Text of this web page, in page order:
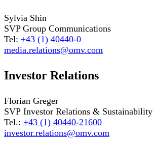
Sylvia Shin
SVP Group Communications
Tel: +43 (1) 40440-0
media.relations@omv.com
Investor Relations
Florian Greger
SVP Investor Relations & Sustainability
Tel.: +43 (1) 40440-21600
investor.relations@omv.com